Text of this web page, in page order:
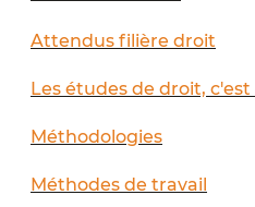
Attendus filière droit
Les études de droit, c'est
Méthodologies
Méthodes de travail